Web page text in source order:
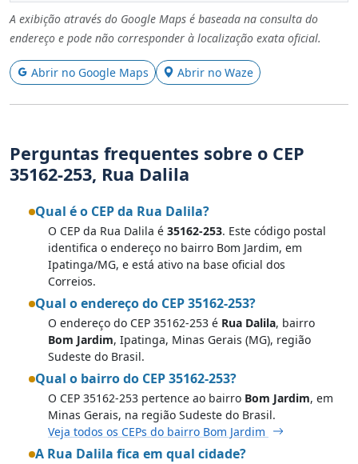
A exibição através do Google Maps é baseada na consulta do
endereço e pode não corresponder à localização exata oficial.
Abrir no Google Maps Abrir no Waze
Perguntas frequentes sobre o CEP
35162-253, Rua Dalila
Qual é o CEP da Rua Dalila?
O CEP da Rua Dalila é 35162-253. Este código postal
identifica o endereço no bairro Bom Jardim, em
Ipatinga/MG, e está ativo na base oficial dos
Correios.
Qual o endereço do CEP 35162-253?
O endereço do CEP 35162-253 é Rua Dalila, bairro
Bom Jardim, Ipatinga, Minas Gerais (MG), região
Sudeste do Brasil.
Qual o bairro do CEP 35162-253?
O CEP 35162-253 pertence ao bairro Bom Jardim, em
Minas Gerais, na região Sudeste do Brasil.
Veja todos os CEPs do bairro Bom Jardim
A Rua Dalila fica em qual cidade?